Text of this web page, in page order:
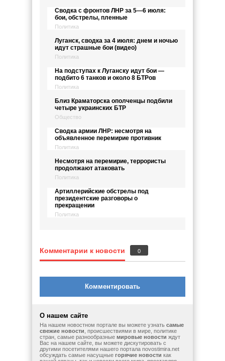
Сводка с фронтов ЛНР за 5—6 июля:
бои, обстрелы, пленные
Политика
Луганск, сводка за 4 июля: днем и ночью
идут страшные бои (видео)
Политика
На подступах к Луганску идут бои —
подбито 6 танков и около 8 БТРов
Политика
Близ Краматорска ополченцы подбили
четыре украинских БТР
Общество
Сводка армии ЛНР: несмотря на
объявленное перемирие противник
Политика
Несмотря на перемирие, террористы
продолжают атаковать
Политика
Артиллерийские обстрелы под
президентские разговоры о
прекращении
Политика
Комментарии к новости 0
Комментировать
О нашем сайте
На нашем новостном портале вы можете узнать самые
свежие новости , происшествиями в мире, политике
стран, самые разнообразные мировые новости ждут
Вас на нашем сайте, вы можете дискутировать с
другими посетителями нашего портала novostimira.net
обсуждать самые насущные горячие новости как